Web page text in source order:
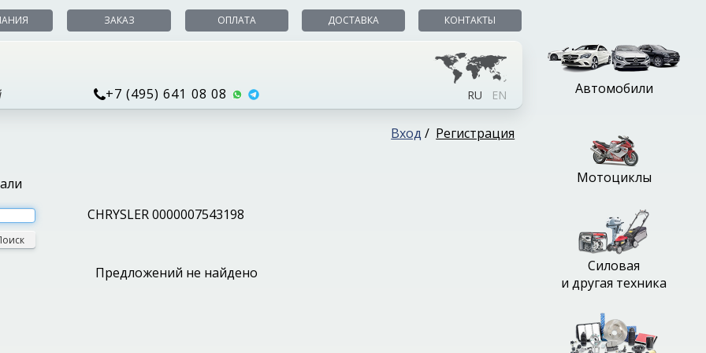
ЗАКАЗ ОПЛАТА ДОСТАВКА КОНТАКТЫ
+7 (495) 641 08 08 RU EN
Вход / Регистрация
CHRYSLER 0000007543198
Предложений не найдено
Автомобили
Мотоциклы
Силовая
и другая техника